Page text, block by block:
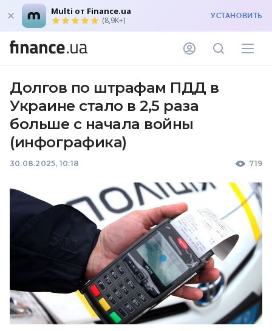
Multi от Finance.ua
(8,9K+) УСТАНОВИТЬ
Долгов по штрафам ПДД в
Украине стало в 2,5 раза
больше с начала войны
(инфографика)
30.08.2025, 10:18 719